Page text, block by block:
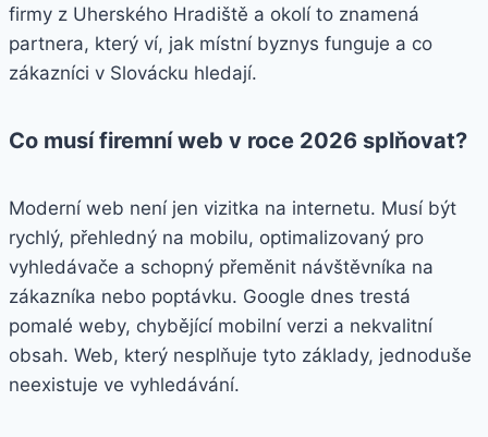
firmy z Uherského Hradiště a okolí to znamená
partnera, který ví, jak místní byznys funguje a co
zákazníci v Slovácku hledají.
Co musí firemní web v roce 2026 splňovat?
Moderní web není jen vizitka na internetu. Musí být
rychlý, přehledný na mobilu, optimalizovaný pro
vyhledávače a schopný přeměnit návštěvníka na
zákazníka nebo poptávku. Google dnes trestá
pomalé weby, chybějící mobilní verzi a nekvalitní
obsah. Web, který nesplňuje tyto základy, jednoduše
neexistuje ve vyhledávání.